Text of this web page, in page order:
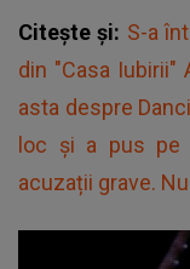
Citește și: S-a
din "Casa Iubirii"
asta despre
loc și a pus pe
acuzații grave.